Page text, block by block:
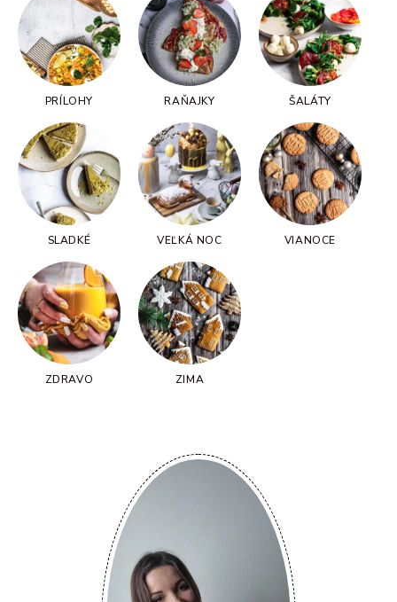
PRÍLOHY RAŇAJKY ŠALÁTY
SLADKÉ VEĽKÁ NOC VIANOCE
ZDRAVO ZIMA